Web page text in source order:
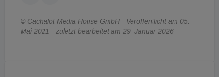
© Cachalot Media House GmbH - Veröffentlicht am 05.
Mai 2021 - zuletzt bearbeitet am 29. Januar 2026